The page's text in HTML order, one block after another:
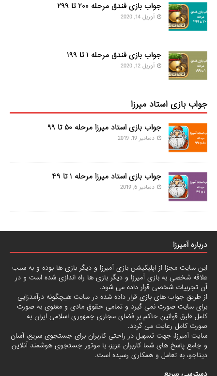
جواب بازی فندق مرحله ۲۰۰ تا ۲۹۹
آوریل 14, 2020
جواب بازی فندق مرحله ۱ تا ۱۹۹
آوریل 12, 2020
جواب بازی استاد میرزا
جواب بازی استاد میرزا مرحله ۵۰ تا ۹۹
دسامبر 19, 2019
جواب بازی استاد میرزا مرحله ۱ تا ۴۹
دسامبر 6, 2019
درباره آمیرزا
این سایت مجزا از اپلیکیشن بازی آمیرزا و دیگر بازی ها بوده و به سبب
علاقه شخصی به بازی آمیرزا و دیگر بازی ها راه اندازی شده است و در
آن تجربیات شخصی قرار داده می شود.
از طریق جواب های بازی قرار داده شده در سایت هیچگونه درآمدزایی
برای سایت صورت نمی گیرد و تمامی حقوق مادی و معنوی به صورت
کامل طبق قوانین حاکم بر فضای مجازی جمهوری اسلامی ایران به
صورت کامل رعایت می گردد.
سایت آمیرزا، جهت تسهیل در راحتی کاربران برای جستجوی سریع، آسان
و جامع پاسخ های شما کاربران عزیز، با موتور جستجوی هوشمند آنلاین
دیتاجو، به تعامل و همکاری رسیده است.